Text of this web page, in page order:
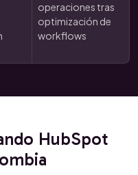
operaciones tras
optimización de
workflows
HubSpot